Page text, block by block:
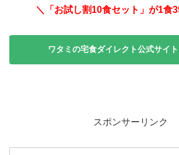
＼「お試し割10食セット」が1食
ワタミの宅食ダイレクト公式サイ
スポンサーリンク